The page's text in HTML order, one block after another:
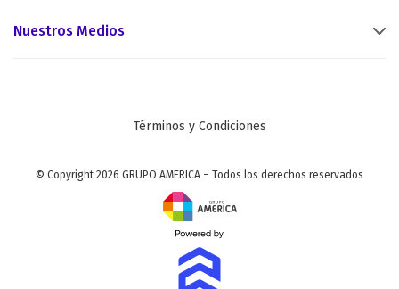
Nuestros Medios
Términos y Condiciones
© Copyright 2026 GRUPO AMERICA – Todos los derechos reservados